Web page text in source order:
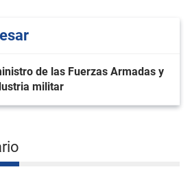
de las Fuerzas Armadas y
militar